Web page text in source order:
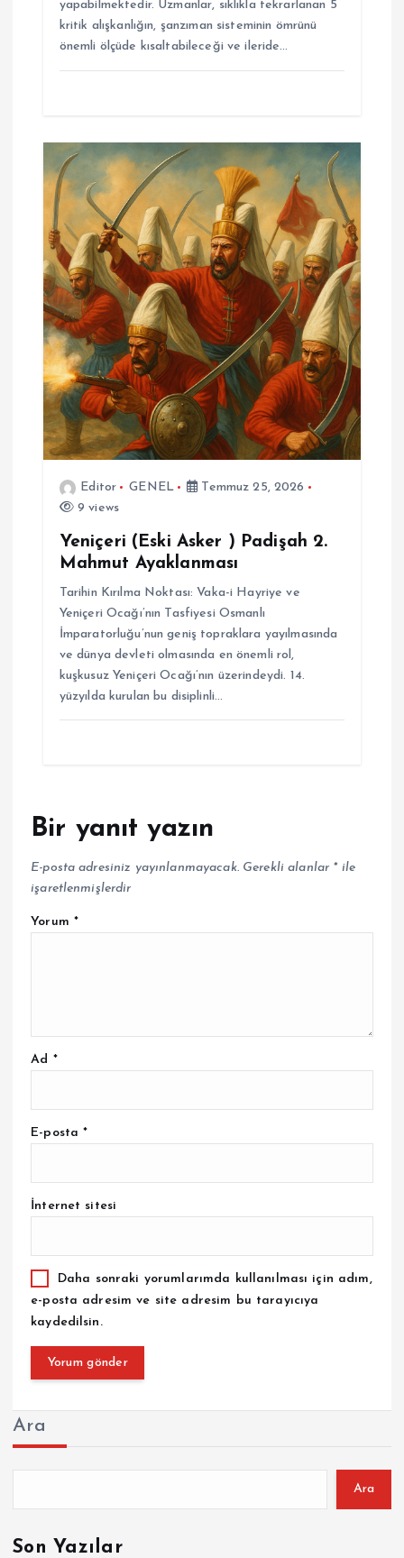
yapabilmektedir. Uzmanlar, sıklıkla tekrarlanan 5
kritik alışkanlığın, şanzıman sisteminin ömrünü
önemli ölçüde kısaltabileceği ve ileride…
Editor GENEL
Temmuz 25, 2026
9 views
Yeniçeri (Eski Asker ) Padişah 2.
Mahmut Ayaklanması
Tarihin Kırılma Noktası: Vaka-i Hayriye ve
Yeniçeri Ocağı’nın Tasfiyesi Osmanlı
İmparatorluğu’nun geniş topraklara yayılmasında
ve dünya devleti olmasında en önemli rol,
kuşkusuz Yeniçeri Ocağı’nın üzerindeydi. 14.
yüzyılda kurulan bu disiplinli…
Bir yanıt yazın
E-posta adresiniz yayınlanmayacak. Gerekli alanlar *ile
işaretlenmişlerdir
Yorum *
Ad *
E-posta*
İnternet sitesi
Daha sonraki yorumlarımda kullanılması için adım,
e-posta adresim ve site adresim bu tarayıcıya
kaydedilsin.
Ara
Ara
Son Yazılar